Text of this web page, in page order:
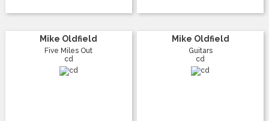
Mike Oldfield
Five Miles Out
cd
Mike Oldfield
Guitars
cd